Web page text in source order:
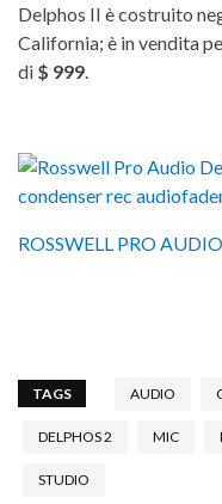
Delphos II è costruito
California; è in vendita
di $ 999.
ROSSWELL PRO AUDIO
TAGS AUDIO
DELPHOS 2 MIC
STUDIO